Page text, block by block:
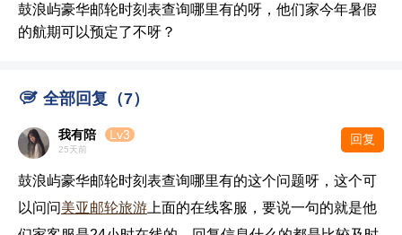
鼓浪屿豪华邮轮时刻表查询哪里有的呀，他们家今年暑假
的航期可以预定了不呀？
 全部回复（7）
我有陪 Lv3
25天前
回复
鼓浪屿豪华邮轮时刻表查询哪里有的这个问题呀，这个可
以问问美亚邮轮旅游 上面的在线客服，要说一句的就是他